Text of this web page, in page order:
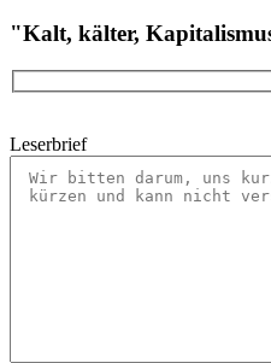
"Kalt, kälter,
Leserbrief